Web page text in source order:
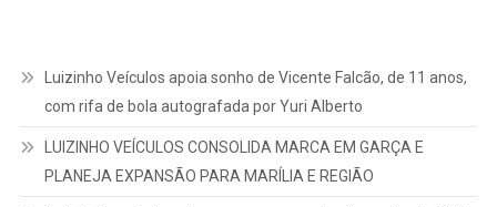
Luizinho Veículos apoia sonho de Vicente Falcão, de 11 anos,
com rifa de bola autografada por Yuri Alberto
LUIZINHO VEÍCULOS CONSOLIDA MARCA EM GARÇA E
PLANEJA EXPANSÃO PARA MARÍLIA E REGIÃO